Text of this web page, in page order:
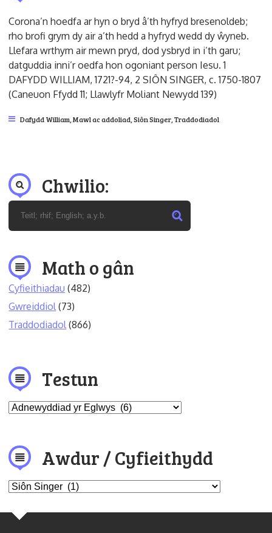
Corona’n hoedfa ar hyn o bryd â’th hyfryd bresenoldeb;
rho brofi grym dy air a’th hedd a hyfryd wedd dy ŵyneb.
Llefara wrthym air mewn pryd, dod ysbryd in i’th garu;
datguddia inni’r oedfa hon ogoniant person Iesu. 1
DAFYDD WILLIAM, 1721?-94, 2 SIȎN SINGER, c. 1750-1807
(Caneuon Ffydd 11; Llawlyfr Moliant Newydd 139)
Dafydd William Mawl ac addoliad Siôn Singer Traddodiadol
Chwilio:
Math o gân
Cyfieithiadau (482)
Gwreiddiol (73)
Traddodiadol (866)
Testun
Awdur / Cyfieithydd